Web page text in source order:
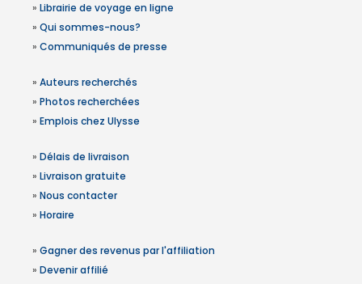
» Librairie de voyage en ligne
» Qui sommes-nous?
» Communiqués de presse
» Auteurs recherchés
» Photos recherchées
» Emplois chez Ulysse
» Délais de livraison
» Livraison gratuite
» Nous contacter
» Horaire
» Gagner des revenus par l'affiliation
» Devenir affilié